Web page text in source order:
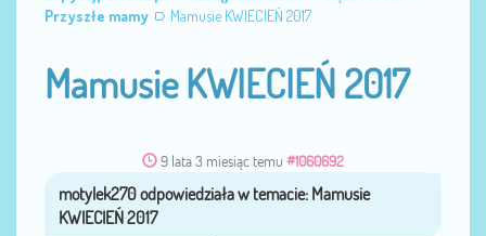
Przyszłe mamy
Mamusie KWIECIEŃ 2017
Mamusie KWIECIEŃ 2017
9 lata 3 miesiąc temu #1060692
przezmotylek270